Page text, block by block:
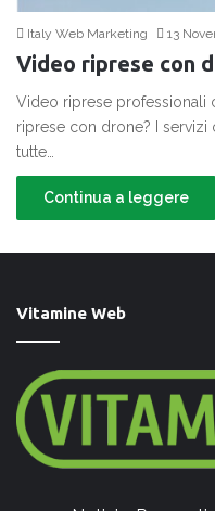
Italy Web Marketing 13
Video riprese con
Video riprese professionali
riprese con drone? I
tutte…
Continua a leggere
Vitamine Web